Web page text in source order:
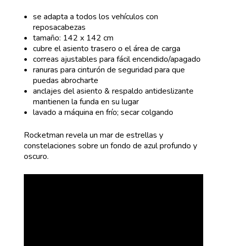
se adapta a todos los vehículos con
reposacabezas
tamaño: 142 x 142 cm
cubre el asiento trasero o el área de carga
correas ajustables para fácil encendido/apagado
ranuras para cinturón de seguridad para que
puedas abrocharte
anclajes del asiento & respaldo antideslizante
mantienen la funda en su lugar
lavado a máquina en frío; secar colgando
Rocketman revela un mar de estrellas y
constelaciones sobre un fondo de azul profundo y
oscuro.